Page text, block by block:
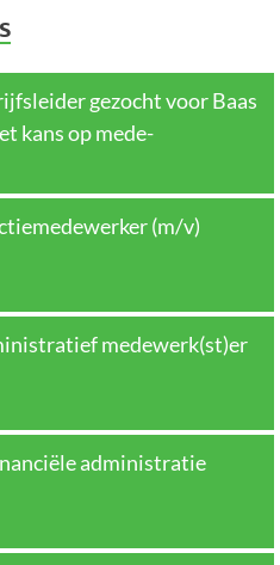
gezocht voor Baas
kans op mede-
(m/v)
medewerk(st)er
administratie